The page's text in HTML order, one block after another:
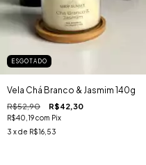
ESGOTADO
Vela Chá Branco & Jasmim 140g
R$52,90 R$42,30
R$40,19com Pix
3 x de R$16,53